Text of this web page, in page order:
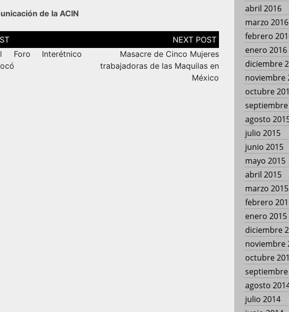
de la ACIN
Foro Interétnico
Masacre de Cinco Mujeres
trabajadoras de las Maquilas en
México
abril 2016
marzo 2016
febrero
enero 2016
diciembre
noviembre
octubre
septiembre
agosto
julio 2015
junio 2015
mayo 2015
abril 2015
marzo 2015
febrero
enero 2015
diciembre
noviembre
octubre
septiembre
agosto
julio 2014